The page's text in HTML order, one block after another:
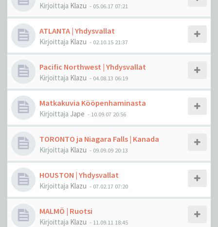
Kirjoittaja Klazu - 05.06.17 07:21
ATLANTA | Yhdysvallat
Kirjoittaja Klazu - 02.10.15 21:37
Pacific Northwest | Yhdysvallat
Kirjoittaja Klazu - 04.08.13 06:19
Matkakuvia Kööpenhaminasta
Kirjoittaja Jape - 10.09.07 20:56
TORONTO ja Niagara Falls | Kanada
Kirjoittaja Klazu - 09.09.09 20:13
HOUSTON | Yhdysvallat
Kirjoittaja Klazu - 07.02.17 07:20
MALMÖ | Ruotsi
Kirjoittaja Klazu - 11.09.11 18:45